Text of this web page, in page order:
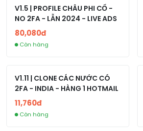
V1.5 | PROFILE CHÂU PHI CỔ -
NO 2FA - LẪN 2024 - LIVE ADS
80,080đ
Còn hàng
V1.11 | CLONE CÁC NƯỚC CÓ
2FA - INDIA - HÀNG 1 HOTMAIL
11,760đ
Còn hàng